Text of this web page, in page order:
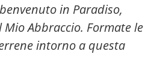
in Paradiso,
Abbraccio. Formate le
intorno a questa